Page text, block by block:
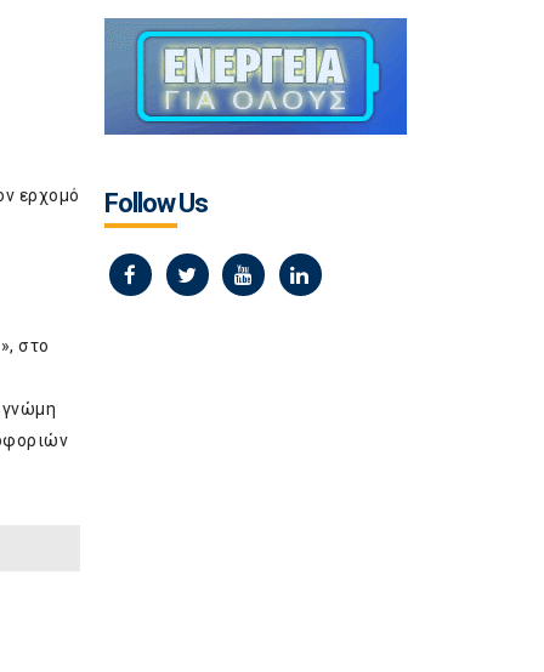
ερχομό
στο
γνώμη
Follow Us